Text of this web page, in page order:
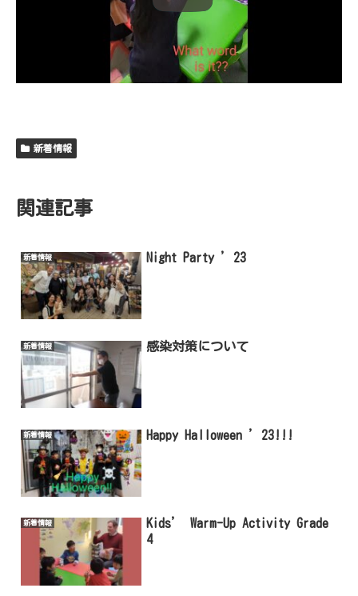
新着情報
関連記事
新着情報 Night Party ’23
新着情報 感染対策について
新着情報 Happy Halloween ’23!!!
新着情報
Kids’ Warm-Up Activity Grade
4